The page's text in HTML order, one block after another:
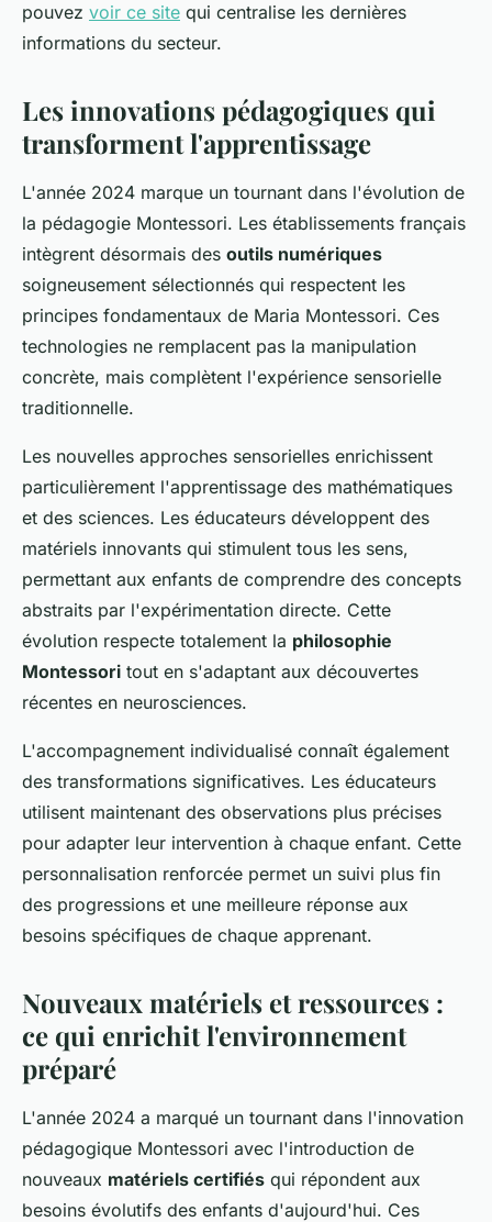
pouvez voir ce site qui centralise les dernières
informations du secteur.
Les innovations pédagogiques qui
transforment l'apprentissage
L'année 2024 marque un tournant dans l'évolution de
la pédagogie Montessori. Les établissements français
intègrent désormais des outils numériques
soigneusement sélectionnés qui respectent les
principes fondamentaux de Maria Montessori. Ces
technologies ne remplacent pas la manipulation
concrète, mais complètent l'expérience sensorielle
traditionnelle.
Les nouvelles approches sensorielles enrichissent
particulièrement l'apprentissage des mathématiques
et des sciences. Les éducateurs développent des
matériels innovants qui stimulent tous les sens,
permettant aux enfants de comprendre des concepts
abstraits par l'expérimentation directe. Cette
évolution respecte totalement la philosophie
Montessori tout en s'adaptant aux découvertes
récentes en neurosciences.
L'accompagnement individualisé connaît également
des transformations significatives. Les éducateurs
utilisent maintenant des observations plus précises
pour adapter leur intervention à chaque enfant. Cette
personnalisation renforcée permet un suivi plus fin
des progressions et une meilleure réponse aux
besoins spécifiques de chaque apprenant.
Nouveaux matériels et ressources :
ce qui enrichit l'environnement
préparé
L'année 2024 a marqué un tournant dans l'innovation
pédagogique Montessori avec l'introduction de
nouveaux matériels certifiés qui répondent aux
besoins évolutifs des enfants d'aujourd'hui. Ces